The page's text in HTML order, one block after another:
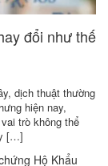
đổi như thế
dịch thuật thường
hiện nay,
trò không thể
[…]
Hộ Khẩu